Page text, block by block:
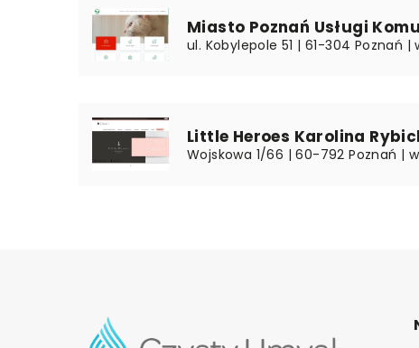
Miasto Poznań Usługi
ul. Kobylepole 51 | 61-304 Poznań |
Little Heroes Karolina
Wojskowa 1/66 | 60-792 Poznań |